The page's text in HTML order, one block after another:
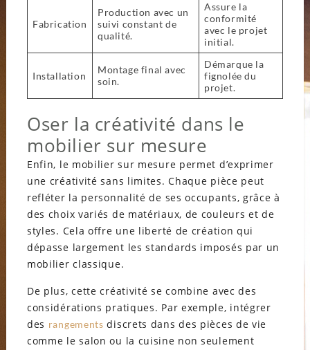
Fabrication
Production avec un
suivi constant de
qualité.
Assure la
conformité
avec le projet
initial.
Installation
Montage final avec
soin.
Démarque la
fignolée du
projet.
Oser la créativité dans le
mobilier sur mesure
Enfin, le mobilier sur mesure permet d’exprimer
une créativité sans limites. Chaque pièce peut
refléter la personnalité de ses occupants, grâce à
des choix variés de matériaux, de couleurs et de
styles. Cela offre une liberté de création qui
dépasse largement les standards imposés par un
mobilier classique.
De plus, cette créativité se combine avec des
considérations pratiques. Par exemple, intégrer
des rangements discrets dans des pièces de vie
comme le salon ou la cuisine non seulement